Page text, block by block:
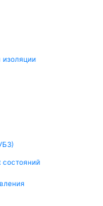
изоляции
состояний